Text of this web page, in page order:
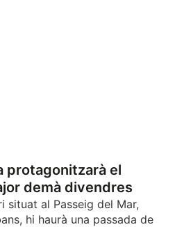
protagonitzarà el
demà divendres
situat al Passeig del Mar,
hi haurà una passada de